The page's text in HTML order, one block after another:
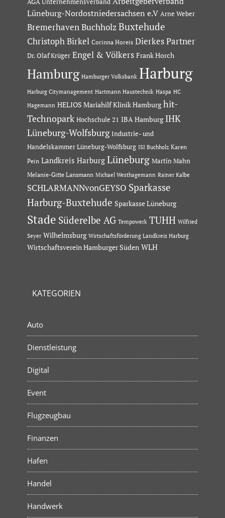
AGA Unternehmensverband
Lüneburg-Nordostniedersachsen e.V Arne Weber
Bremerhaven Buchholz Buxtehude
Christoph Birkel Corinna Horeis Dierkes Partner
Dr. Olaf Krüger Engel & Völkers Frank Horch
Hamburg Hamburger Volksbank Harburg
Harburg Citymanagement Hartmann Haustechnik Haspa HC
Hagemann HELIOS Mariahilf Klinik Hamburg hit-
Technopark Hochschule 21 IBA Hamburg IHK
Lüneburg-Wolfsburg Industrie- und
Handelskammer Lüneburg-Wolfsburg ISI Buchholz Karen
Pein Landkreis Harburg Lüneburg Martin Mahn
Melanie-Gitte Lansmann Michael Westhagemann Rainer Kalbe
SCHLARMANNvonGEYSO Sparkasse
Harburg-Buxtehude Sparkasse Lüneburg
Stade Süderelbe AG Tempowerk TUHH Wilfried
Seyer Wilhelmsburg Wirtschaftsförderung Landkreis Harburg
Wirtschaftsverein Hamburger Süden WLH
KATEGORIEN
Auto
Dienstleistung
Digital
Event
Flugzeugbau
Finanzen
Hafen
Handel
Handwerk